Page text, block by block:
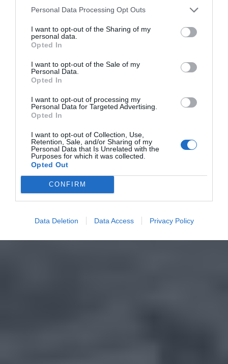
Personal Data Processing Opt Outs
I want to opt-out of the Sharing of my
personal data.
Opted In
I want to opt-out of the Sale of my
Personal Data.
Opted In
I want to opt-out of processing my
Personal Data for Targeted Advertising.
Opted In
I want to opt-out of Collection, Use,
Retention, Sale, and/or Sharing of my
Personal Data that Is Unrelated with the
Purposes for which it was collected.
Opted Out
CONFIRM
Data Deletion Data Access Privacy Policy